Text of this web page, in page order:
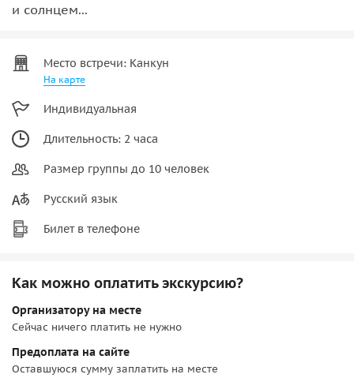
и солнцем...
Место встречи: Канкун
На карте
Индивидуальная
Длительность: 2 часа
Размер группы до 10 человек
Русский язык
Билет в телефоне
Как можно оплатить экскурсию?
Организатору на месте
Сейчас ничего платить не нужно
Предоплата на сайте
Оставшуюся сумму заплатить на месте